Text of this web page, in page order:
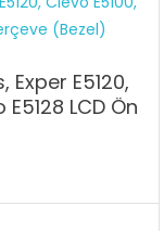
Exper E5120,
LCD Ön